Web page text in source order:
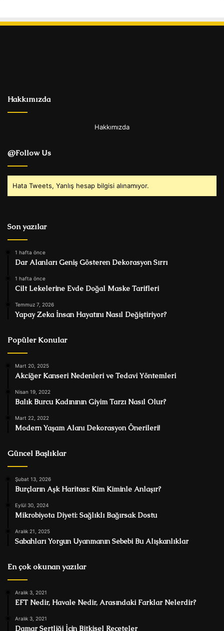
Hakkımızda
Hakkımızda
@Follow Us
Hata Tweets, Yanlış hesap bilgisi alınamıyor.
Son yazılar
1 hafta önce
Dar Alanları Geniş Gösteren Dekorasyon Sırrı
1 hafta önce
Cilt Lekelerine Evde Doğal Maske Tarifleri
Temmuz 7, 2026
Yapay Zeka İnsan Hayatını Nasıl Değiştiriyor?
Popüler Konular
Mart 20, 2025
Akciğer Kanseri Nedenleri ve Tedavi Yöntemleri
Nisan 19, 2022
Balık Burcu Kadınının Giyim Tarzı Nasıl Olur?
Mart 22, 2022
Modern Yaşam Alanı Dekorasyon Önerileri!
Güncel Başlıklar
Şubat 13, 2026
Burçların Aşk Haritası: Kim Kiminle Anlaşır?
Eylül 30, 2024
Mikrobiyota Diyeti: Sağlıklı Bağırsak Dostu
Aralık 21, 2025
Sabahları Yorgun Uyanmanın Sebebi Bu Alışkanlıklar
En çok okunan yazılar
Aralık 3, 2021
EFT Nedir, Havale Nedir, Arasındaki Farklar Nelerdir?
Aralık 3, 2021
Damar Sertliği İçin Bitkisel Reçeteler